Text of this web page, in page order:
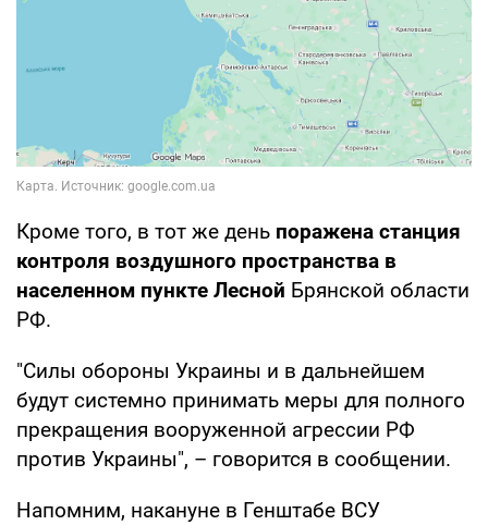
Кроме того, в тот же день поражена станция
контроля воздушного пространства в
населенном пункте Лесной Брянской области
РФ.
"Силы обороны Украины и в дальнейшем
будут системно принимать меры для полного
прекращения вооруженной агрессии РФ
против Украины", – говорится в сообщении.
Напомним, накануне в Генштабе ВСУ